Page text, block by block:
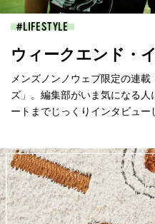
LIFESTYLE
ウィークエンド・
メンズノンノウェブ限定の連
ズ」。編集部がいま気になる
ートまでじっくりインタビュー